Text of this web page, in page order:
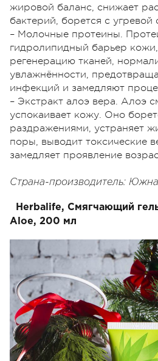
жировой баланс, снижает
бактерий, борется с угревой
– Молочные протеины.
гидролипидный барьер
регенерацию тканей,
увлажнённости,
инфекций и замедляют
– Экстракт алоэ вера. Алоэ
успокаивает кожу. Оно
раздражениями, устраняет
поры, выводит токсические
замедляет проявление
Страна-производитель:
Herbalife, Смягчающий
Aloe, 200 мл